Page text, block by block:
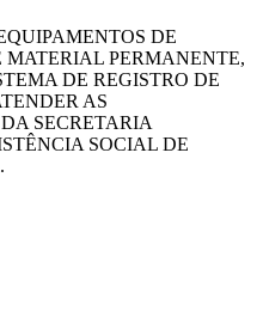
DE
PERMANENTE,
DE REGISTRO DE
AS
SECRETARIA
SOCIAL DE